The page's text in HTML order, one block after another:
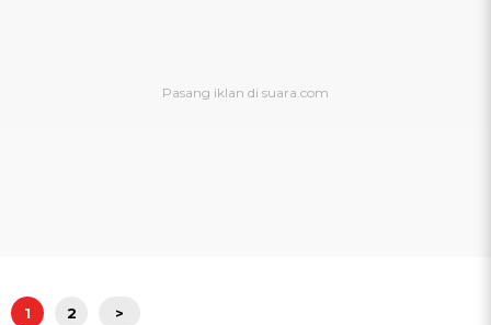
1 2 >